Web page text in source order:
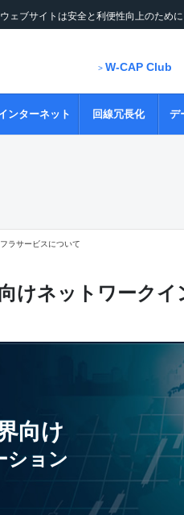
ェブサイトは安全と利便性向上のため
> W-CAP Club
ンターネット 回線冗長化 デ
ラサービスについて
けネットワーク
向け
ション